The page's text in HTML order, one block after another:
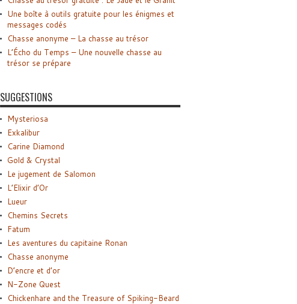
Une boîte à outils gratuite pour les énigmes et
messages codés
Chasse anonyme – La chasse au trésor
L’Écho du Temps – Une nouvelle chasse au
trésor se prépare
SUGGESTIONS
Mysteriosa
Exkalibur
Carine Diamond
Gold & Crystal
Le jugement de Salomon
L’Elixir d’Or
Lueur
Chemins Secrets
Fatum
Les aventures du capitaine Ronan
Chasse anonyme
D’encre et d’or
N-Zone Quest
Chickenhare and the Treasure of Spiking-Beard